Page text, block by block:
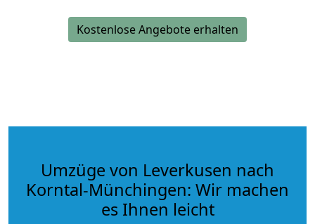
Kostenlose Angebote erhalten
Umzüge von Leverkusen nach
Korntal-Münchingen: Wir machen
es Ihnen leicht